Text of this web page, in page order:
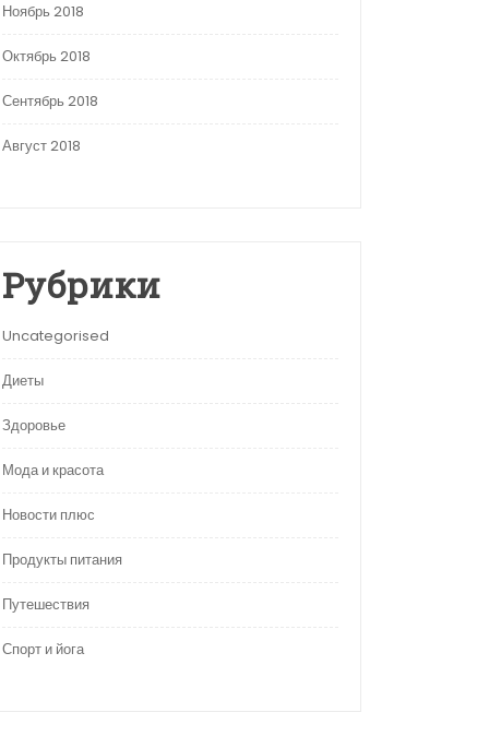
Ноябрь 2018
Октябрь 2018
Сентябрь 2018
Август 2018
Рубрики
Uncategorised
Диеты
Здоровье
Мода и красота
Новости плюс
Продукты питания
Путешествия
Спорт и йога